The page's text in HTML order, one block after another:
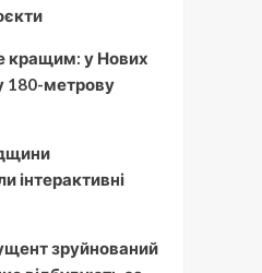
кращим: у Нових
180-метрову
інтерактивні
зруйнований